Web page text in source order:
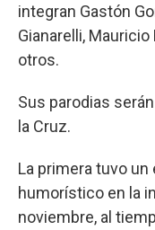
integran Gastón
Gianarelli,
otros.
Sus parodias
la Cruz.
La primera tuvo
humorístico en la
noviembre, al